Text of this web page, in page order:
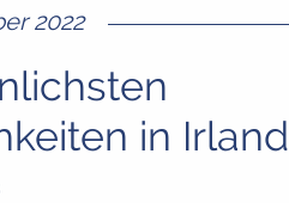
2022
in Irland